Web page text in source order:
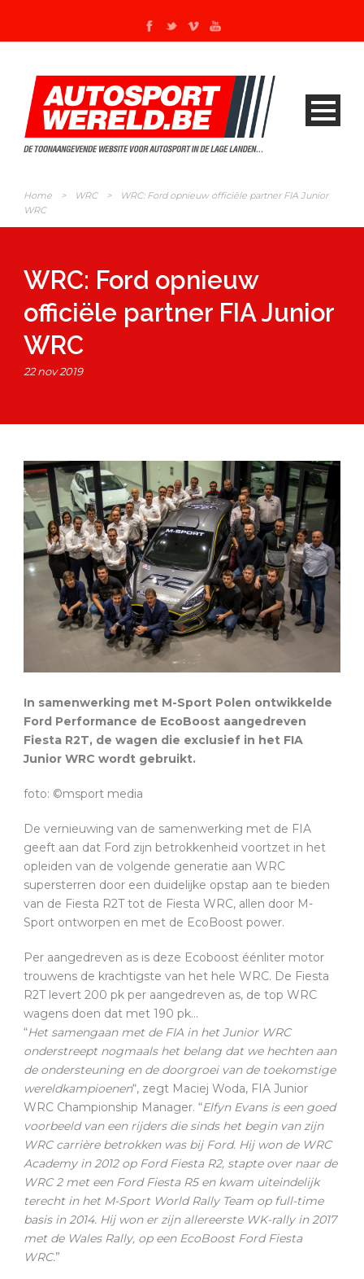
Home > WRC >
WRC: Ford opnieuw officiële partner FIA Junior
WRC
WRC: Ford opnieuw
officiële partner FIA Junior
WRC
22 nov 2019
In samenwerking met M-Sport Polen ontwikkelde
Ford Performance de EcoBoost aangedreven
Fiesta R2T, de wagen die exclusief in het FIA
Junior WRC wordt gebruikt.
foto: ©msport media
De vernieuwing van de samenwerking met de FIA
geeft aan dat Ford zijn betrokkenheid voortzet in het
opleiden van de volgende generatie aan WRC
supersterren door een duidelijke opstap aan te bieden
van de Fiesta R2T tot de Fiesta WRC, allen door M-
Sport ontworpen en met de EcoBoost power.
Per aangedreven as is deze Ecoboost éénliter motor
trouwens de krachtigste van het hele WRC. De Fiesta
R2T levert 200 pk per aangedreven as, de top WRC
wagens doen dat met 190 pk…
“Het samengaan met de FIA in het Junior WRC
onderstreept nogmaals het belang dat we hechten aan
de ondersteuning en de doorgroei van de toekomstige
wereldkampioenen“, zegt Maciej Woda, FIA Junior
WRC Championship Manager. “Elfyn Evans is een goed
voorbeeld van een rijders die sinds het begin van zijn
WRC carrière betrokken was bij Ford. Hij won de WRC
Academy in 2012 op Ford Fiesta R2, stapte over naar de
WRC 2 met een Ford Fiesta R5 en kwam uiteindelijk
terecht in het M-Sport World Rally Team op full-time
basis in 2014. Hij won er zijn allereerste WK-rally in 2017
met de Wales Rally, op een EcoBoost Ford Fiesta
WRC.”